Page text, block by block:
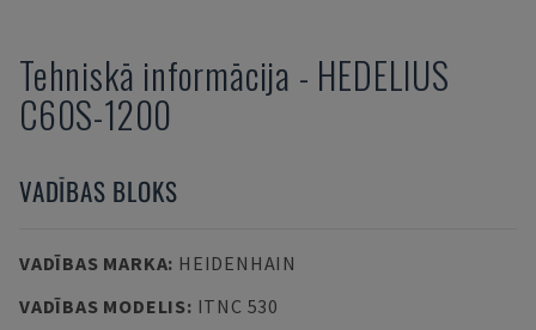
Tehniskā informācija - HEDELIUS
C60S-1200
VADĪBAS BLOKS
VADĪBAS MARKA: HEIDENHAIN
VADĪBAS MODELIS: ITNC 530